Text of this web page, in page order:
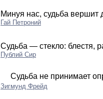
Минуя нас, судьба вершит
Гай Петроний
Судьба — стекло: блестя,
Публий Сир
Судьба не принимает
Зигмунд Фрейд